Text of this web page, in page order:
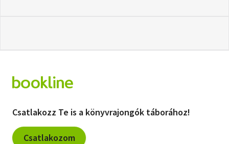
Csatlakozz Te is a könyvrajongók táborához!
Csatlakozom